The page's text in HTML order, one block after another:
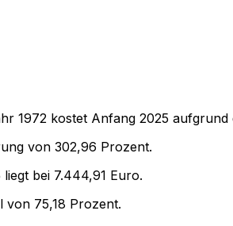
1972 kostet Anfang 2025 aufgrund
von 302,96 Prozent.
liegt bei 7.444,91 Euro.
von 75,18 Prozent.